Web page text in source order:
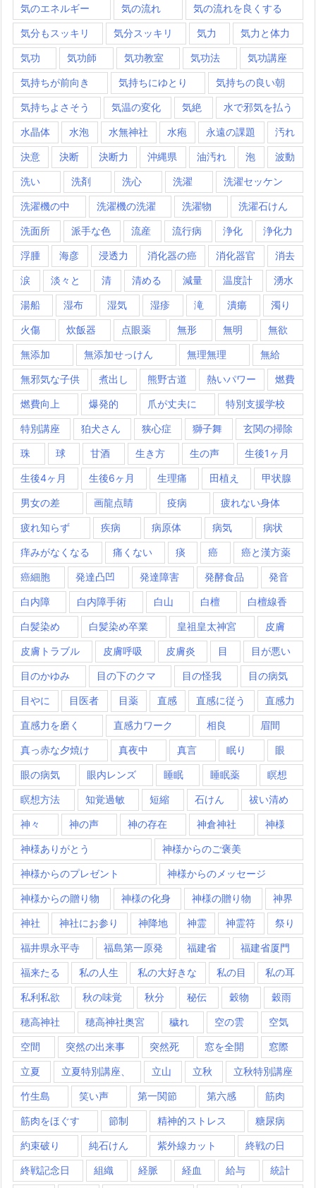
気のエネルギー 気の流れ 気の流れを良くする
気分もスッキリ 気分スッキリ 気力 気力と体力
気功 気功師 気功教室 気功法 気功講座
気持ちが前向き 気持ちにゆとり 気持ちの良い朝
気持ちよさそう 気温の変化 気絶 水で邪気を払う
水晶体 水泡 水無神社 水疱 永遠の課題 汚れ
決意 決断 決断力 沖縄県 油汚れ 泡 波動
洗い 洗剤 洗心 洗濯 洗濯セッケン
洗濯機の中 洗濯機の洗濯 洗濯物 洗濯石けん
洗面所 派手な色 流産 流行病 浄化 浄化力
浮腫 海彦 浸透力 消化器の癌 消化器官 消去
涙 淡々と 清 清める 減量 温度計 湧水
湯船 湿布 湿気 湿疹 滝 潰瘍 濁り
火傷 炊飯器 点眼薬 無形 無明 無欲
無添加 無添加せっけん 無理無理 無給
無邪気な子供 煮出し 熊野古道 熱いパワー 燃費
燃費向上 爆発的 爪が丈夫に 特別支援学校
特別講座 狛犬さん 狭心症 獅子舞 玄関の掃除
珠 球 甘酒 生き方 生の声 生後1ヶ月
生後4ヶ月 生後6ヶ月 生理痛 田植え 甲状腺
男女の差 画龍点睛 疫病 疲れない身体
疲れ知らず 疾病 病原体 病気 病状
痒みがなくなる 痛くない 痰 癌 癌と漢方薬
癌細胞 発達凸凹 発達障害 発酵食品 発音
白内障 白内障手術 白山 白檀 白檀線香
白髪染め 白髪染め卒業 皇祖皇太神宮 皮膚
皮膚トラブル 皮膚呼吸 皮膚炎 目 目が悪い
目のかゆみ 目の下のクマ 目の怪我 目の病気
目やに 目医者 目薬 直感 直感に従う 直感力
直感力を磨く 直感力ワーク 相良 眉間
真っ赤な夕焼け 真夜中 真言 眠り 眼
眼の病気 眼内レンズ 睡眠 睡眠薬 瞑想
瞑想方法 知覚過敏 短縮 石けん 祓い清め
神々 神の声 神の存在 神倉神社 神様
神様ありがとう 神様からのご褒美
神様からのプレゼント 神様からのメッセージ
神様からの贈り物 神様の化身 神様の贈り物 神界
神社 神社にお参り 神降地 神霊 神霊符 祭り
福井県永平寺 福島第一原発 福建省 福建省厦門
福来たる 私の人生 私の大好きな 私の目 私の耳
私利私欲 秋の味覚 秋分 秘伝 穀物 穀雨
穂高神社 穂高神社奥宮 穢れ 空の雲 空気
空間 突然の出来事 突然死 窓を全開 窓際
立夏 立夏特別講座、 立山 立秋 立秋特別講座
竹生島 笑い声 第一関節 第六感 筋肉
筋肉をほぐす 節制 精神的ストレス 糖尿病
約束破り 純石けん 紫外線カット 終戦の日
終戦記念日 組織 経脈 経血 給与 統計